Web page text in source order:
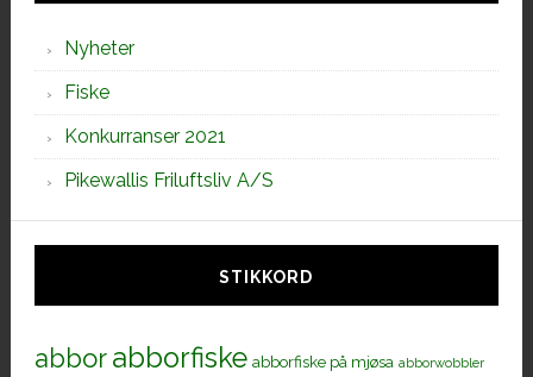
Nyheter
Fiske
Konkurranser 2021
Pikewallis Friluftsliv A/S
STIKKORD
abborabborfiske abborfiske på mjøsa abborwobbler